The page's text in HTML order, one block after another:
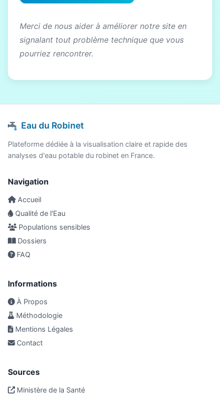
Merci de nous aider à améliorer notre site en
signalant tout problème technique que vous
pourriez rencontrer.
Eau du Robinet
Plateforme dédiée à la visualisation claire et rapide des
analyses d'eau potable du robinet en France.
Navigation
Accueil
Qualité de l'Eau
Populations sensibles
Dossiers
FAQ
Informations
À Propos
Méthodologie
Mentions Légales
Contact
Sources
Ministère de la Santé